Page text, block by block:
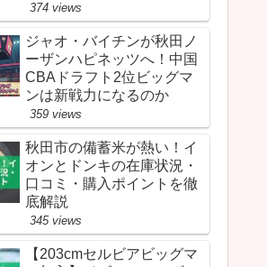
374 views
ジャオ・バイチンが秋田ノ
ーザンハピネッツへ！中国
CBAドラフト2位ビッグマ
ンは新戦力になるのか
359 views
秋田市の備蓄米が熱い！イ
オンとドンキの在庫状況・
口コミ・購入ポイントを徹
底解説
345 views
【203cmセルビアビッグマ